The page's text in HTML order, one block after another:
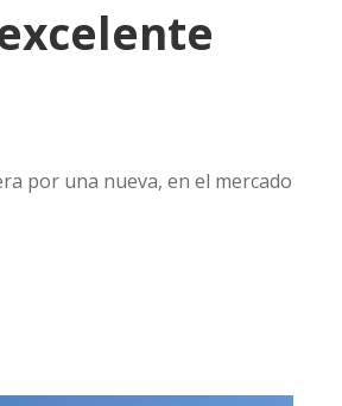
por una nueva, en el mercado